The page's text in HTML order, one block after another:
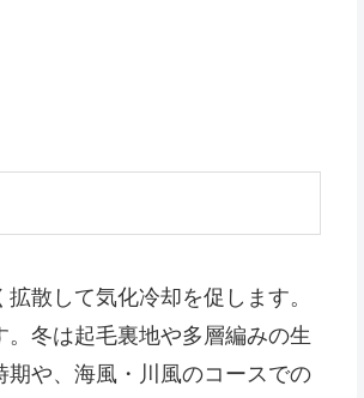
散して気化冷却を促します。
冬は起毛裏地や多層編みの生
や、海風・川風のコースでの